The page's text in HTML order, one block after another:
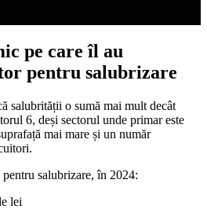
pe care îl au
pentru salubrizare
salubrității o sumă mai mult decât
6, deși sectorul unde primar este
mai mare și un număr
salubrizare, în 2024:
lei